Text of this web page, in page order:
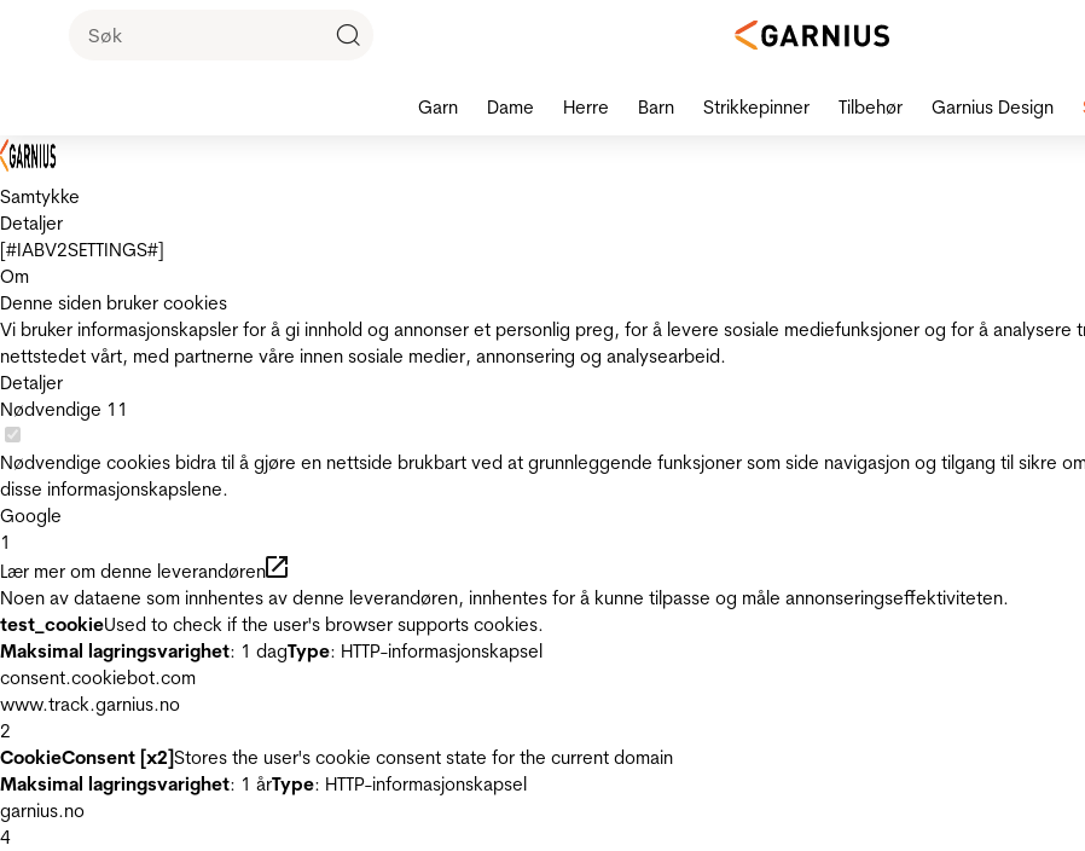
Samtykke
Detaljer
[#IABV2SETTINGS#]
Om
Denne siden bruker cookies
Vi bruker informasjonskapsler for å gi innhold og annonser et personlig preg, for å levere sosiale mediefunksjoner og for å
nettstedet vårt, med partnerne våre innen sosiale medier, annonsering og analysearbeid.
Detaljer
Nødvendige 11
Nødvendige cookies bidra til å gjøre en nettside brukbart ved at grunnleggende funksjoner som side navigasjon og tilgang til sikre
disse informasjonskapslene.
Google
1
Lær mer om denne leverandøren
Noen av dataene som innhentes av denne leverandøren, innhentes for å kunne tilpasse og måle annonseringseffektiviteten.
test_cookieUsed to check if the user's browser supports cookies.
Maksimal lagringsvarighet: 1 dagType: HTTP-informasjonskapsel
consent.cookiebot.com
www.track.garnius.no
2
CookieConsent [x2]Stores the user's cookie consent state for the current domain
Maksimal lagringsvarighet: 1 årType: HTTP-informasjonskapsel
garnius.no
4
Garn Dame Herre Barn Strikkepinner Tilbehør Garnius Design